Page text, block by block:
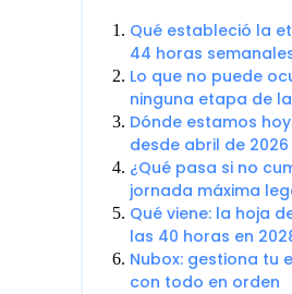
Qué estableció la
44 horas
Lo que no puede
ninguna etapa de
Dónde estamos
desde abril de 2026
¿Qué pasa si no
jornada máxima
Qué viene: la hoja
las 40 horas en
Nubox: gestiona tu
con todo en orden